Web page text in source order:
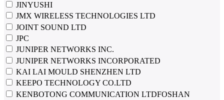
JINYUSHI
JMX WIRELESS TECHNOLOGIES LTD
JOINT SOUND LTD
JPC
JUNIPER NETWORKS INC.
JUNIPER NETWORKS INCORPORATED
KAI LAI MOULD SHENZHEN LTD
KEEPO TECHNOLOGY CO.LTD
KENBOTONG COMMUNICATION LTDFOSHAN